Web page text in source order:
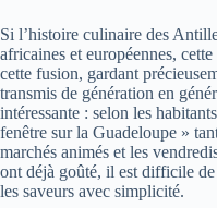
Si l’histoire culinaire des
africaines et européennes,
cette fusion, gardant
transmis de génération en
intéressante : selon les
fenêtre sur la Guadeloupe »
marchés animés et les
ont déjà goûté, il est difficile de
les saveurs avec simplicité.